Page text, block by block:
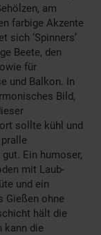
am
farbige Akzente
sich ‘Spinners’
Beete, den
für
und Balkon. In
Bild,
sollte kühl und
Ein humoser,
mit Laub-
und ein
Gießen ohne
hält die
kann die